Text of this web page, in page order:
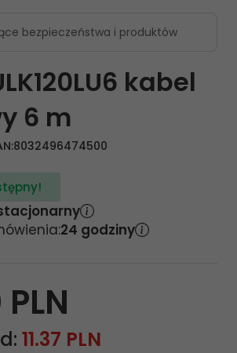
bezpieczeństwa i produktów
kabel
6 m
8032496474500
24 godziny
PLN
11.37 PLN